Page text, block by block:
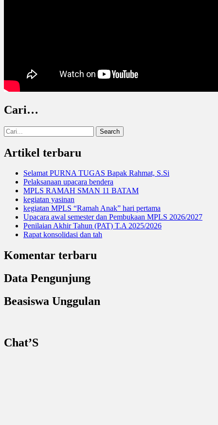
Cari…
Search
for:
Artikel terbaru
Selamat PURNA TUGAS Bapak Rahmat, S.Si
Pelaksanaan upacara bendera
MPLS RAMAH SMAN 11 BATAM
kegiatan yasinan
kegiatan MPLS “Ramah Anak” hari pertama
Upacara awal semester dan Pembukaan MPLS 2026/2027
Penilaian Akhir Tahun (PAT) T.A 2025/2026
Rapat konsolidasi dan tah
Komentar terbaru
Data Pengunjung
Beasiswa Unggulan
Chat’S